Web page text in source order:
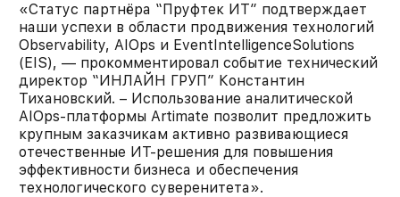
«Статус партнёра “Пруфтек ИТ” подтверждает
наши успехи в области продвижения технологий
Observability, AIOps и EventIntelligenceSolutions
(EIS), — прокомментировал событие технический
директор “ИНЛАЙН ГРУП” Константин
Тихановский. – Использование аналитической
AIOps-платформы Artimate позволит предложить
крупным заказчикам активно развивающиеся
отечественные ИТ-решения для повышения
эффективности бизнеса и обеспечения
технологического суверенитета».